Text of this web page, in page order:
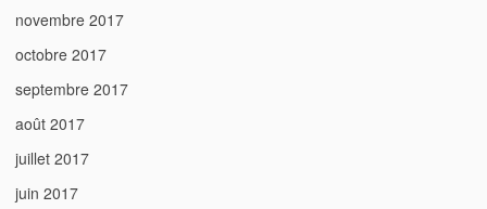
novembre 2017
octobre 2017
septembre 2017
août 2017
juillet 2017
juin 2017